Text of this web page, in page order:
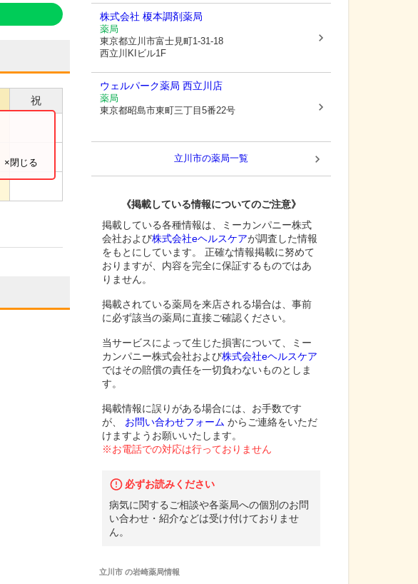
祝
×閉じる
株式会社 榎本調剤薬局
薬局
東京都立川市富士見町1-31-18
西立川KIビル1F
ウェルパーク薬局 西立川店
薬局
東京都昭島市東町三丁目5番22号
立川市の薬局一覧
《掲載している情報についてのご注意》
掲載している各種情報は、ミーカンパニー株式
会社および株式会社eヘルスケアが調査した情報
をもとにしています。 正確な情報掲載に努めて
おりますが、内容を完全に保証するものではあ
りません。
掲載されている薬局を来店される場合は、事前
に必ず該当の薬局に直接ご確認ください。
当サービスによって生じた損害について、ミー
カンパニー株式会社および株式会社eヘルスケア
ではその賠償の責任を一切負わないものとしま
す。
掲載情報に誤りがある場合には、お手数です
が、
お問い合わせフォーム からご連絡をいただ
けますようお願いいたします。
※お電話での対応は行っておりません
必ずお読みください
病気に関するご相談や各薬局への個別のお問
い合わせ・紹介などは受け付けておりませ
ん。
立川市の岩崎薬局情報